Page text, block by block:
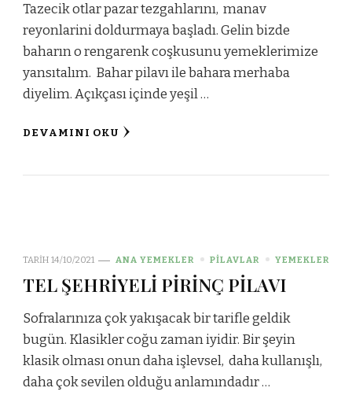
Tazecik otlar pazar tezgahlarını, manav
reyonlarini doldurmaya başladı. Gelin bizde
baharın o rengarenk coşkusunu yemeklerimize
yansıtalım. Bahar pilavı ile bahara merhaba
diyelim. Açıkçası içinde yeşil …
DEVAMINI OKU
TARIH 14/10/2021 ANA YEMEKLER PİLAVLAR YEMEKLER
TEL ŞEHRİYELİ PİRİNÇ PİLAVI
Sofralarınıza çok yakışacak bir tarifle geldik
bugün. Klasikler coğu zaman iyidir. Bir şeyin
klasik olması onun daha işlevsel, daha kullanışlı,
daha çok sevilen olduğu anlamındadır …